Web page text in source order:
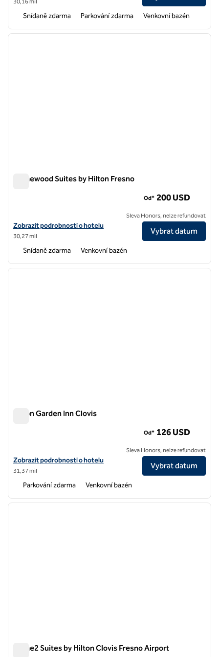
30,16 mil
Snídaně zdarma Parkování zdarma Venkovní bazén
1 z 12
další
Homewood Suites by Hilton Fresno
Zobrazit podrobnosti o hotelu Homewood Suites by Hilton Fresno
Zobrazit podrobnosti o hotelu
30,27 mil
Od* 200 USD
Sleva Honors, nelze refundovat
Vybrat datum
Snídaně zdarma Venkovní bazén
1 z 13
další
Hilton Garden Inn Clovis
Zobrazit podrobnosti o hotelu Hilton Garden Inn Clovis
Zobrazit podrobnosti o hotelu
31,37 mil
Od* 126 USD
Sleva Honors, nelze refundovat
Vybrat datum
Parkování zdarma Venkovní bazén
1 z 12
další
Home2 Suites by Hilton Clovis Fresno Airport